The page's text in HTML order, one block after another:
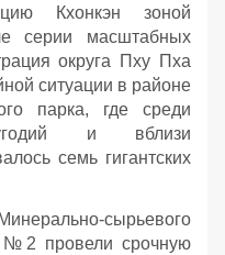
Кхонкэн зоной
серии масштабных
округа Пху Пха
ситуации в районе
парка, где среди
угодий и вблизи
семь гигантских
сырьевого
№2 провели срочную